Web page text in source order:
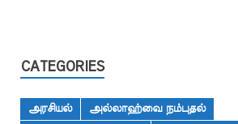
CATEGORIES
அரசியல்
அல்லாஹ்வை நம்புதல்